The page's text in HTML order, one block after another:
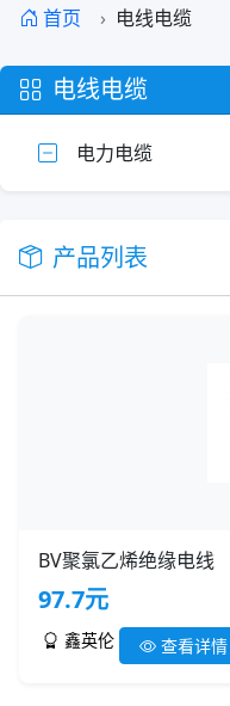
首页 电线电缆
电线电缆
电力电缆
产品列表
BV聚氯乙烯绝缘电线
97.7元
鑫英伦 查看详情